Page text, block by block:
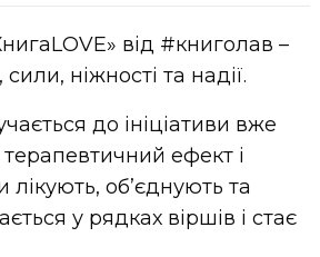
від #книголав –
ніжності та надії.
до ініціативи вже
ефект і
об’єднують та
у рядках віршів і стає